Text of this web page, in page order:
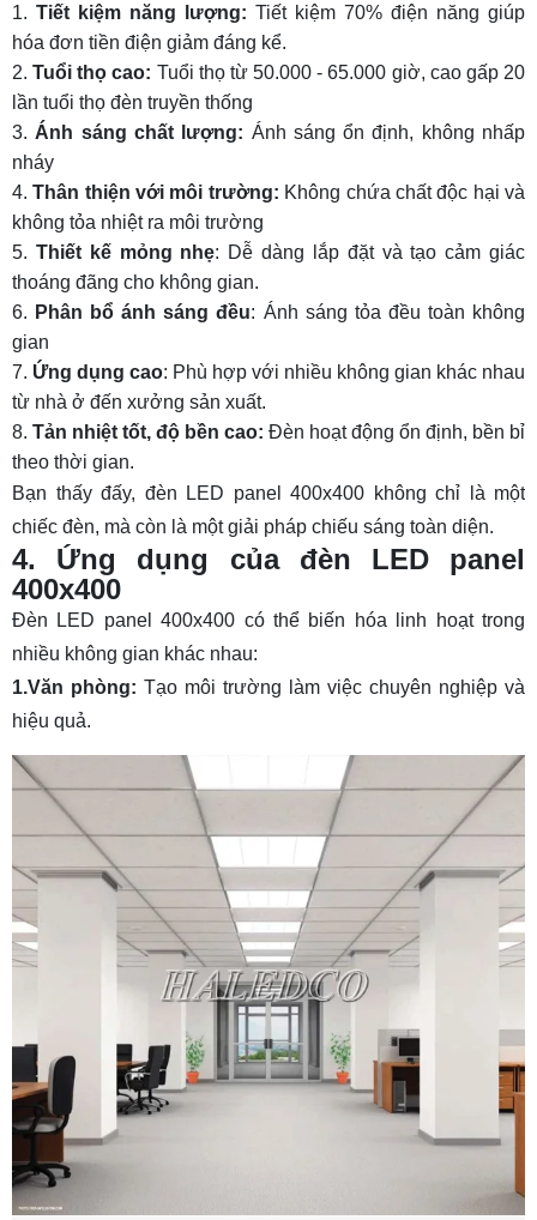
Tiết kiệm năng lượng: Tiết kiệm 70% điện năng giúp
hóa đơn tiền điện giảm đáng kể.
Tuổi thọ cao: Tuổi thọ từ 50.000 - 65.000 giờ, cao gấp 20
lần tuổi thọ đèn truyền thống
Ánh sáng chất lượng: Ánh sáng ổn định, không nhấp
nháy
Thân thiện với môi trường: Không chứa chất độc hại và
không tỏa nhiệt ra môi trường
Thiết kế mỏng nhẹ: Dễ dàng lắp đặt và tạo cảm giác
thoáng đãng cho không gian.
Phân bổ ánh sáng đều: Ánh sáng tỏa đều toàn không
gian
Ứng dụng cao: Phù hợp với nhiều không gian khác nhau
từ nhà ở đến xưởng sản xuất.
Tản nhiệt tốt, độ bền cao: Đèn hoạt động ổn định, bền bỉ
theo thời gian.
Bạn thấy đấy, đèn LED panel 400x400 không chỉ là một
chiếc đèn, mà còn là một giải pháp chiếu sáng toàn diện.
4. Ứng dụng của đèn LED panel
400x400
Đèn LED panel 400x400 có thể biến hóa linh hoạt trong
nhiều không gian khác nhau:
1.Văn phòng: Tạo môi trường làm việc chuyên nghiệp và
hiệu quả.